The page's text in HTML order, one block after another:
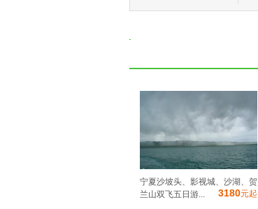
宁夏沙坡头、影视城、沙湖、贺
兰山双飞五日游...
3180元起